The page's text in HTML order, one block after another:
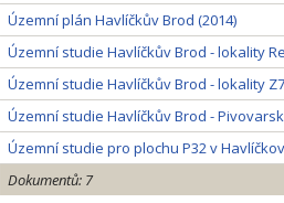
Územní plán Havlíčkův Brod (2014)
Územní studie Havlíčkův Brod - lokality
Územní studie Havlíčkův Brod - lokality
Územní studie Havlíčkův Brod -
Územní studie pro plochu P32 v
Dokumentů: 7